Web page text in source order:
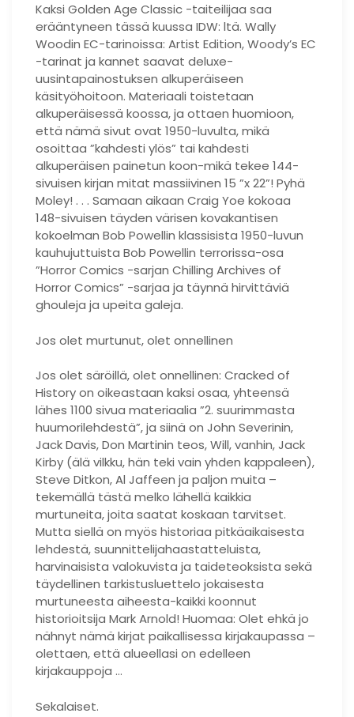
Kaksi Golden Age Classic -taiteilijaa saa
erääntyneen tässä kuussa IDW: ltä. Wally
Woodin EC-tarinoissa: Artist Edition, Woody’s EC
-tarinat ja kannet saavat deluxe-
uusintapainostuksen alkuperäiseen
käsityöhoitoon. Materiaali toistetaan
alkuperäisessä koossa, ja ottaen huomioon,
että nämä sivut ovat 1950-luvulta, mikä
osoittaa ”kahdesti ylös” tai kahdesti
alkuperäisen painetun koon-mikä tekee 144-
sivuisen kirjan mitat massiivinen 15 ”x 22”! Pyhä
Moley! . . . Samaan aikaan Craig Yoe kokoaa
148-sivuisen täyden värisen kovakantisen
kokoelman Bob Powellin klassisista 1950-luvun
kauhujuttuista Bob Powellin terrorissa-osa
”Horror Comics -sarjan Chilling Archives of
Horror Comics” -sarjaa ja täynnä hirvittäviä
ghouleja ja upeita galeja.
Jos olet murtunut, olet onnellinen
Jos olet säröillä, olet onnellinen: Cracked of
History on oikeastaan ​​kaksi osaa, yhteensä
lähes 1100 sivua materiaalia ”2. suurimmasta
huumorilehdestä”, ja siinä on John Severinin,
Jack Davis, Don Martinin teos, Will, vanhin, Jack
Kirby (älä vilkku, hän teki vain yhden kappaleen),
Steve Ditkon, Al Jaffeen ja paljon muita –
tekemällä tästä melko lähellä kaikkia
murtuneita, joita saatat koskaan tarvitset.
Mutta siellä on myös historiaa pitkäaikaisesta
lehdestä, suunnittelijahaastatteluista,
harvinaisista valokuvista ja taideteoksista sekä
täydellinen tarkistusluettelo jokaisesta
murtuneesta aiheesta-kaikki koonnut
historioitsija Mark Arnold! Huomaa: Olet ehkä jo
nähnyt nämä kirjat paikallisessa kirjakaupassa –
olettaen, että alueellasi on edelleen
kirjakauppoja …
Sekalaiset.